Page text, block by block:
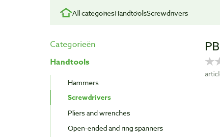
All categoriesHandtoolsScrewdrivers
Categorieën
Handtools
Hammers
Screwdrivers
Pliers and wrenches
Open-ended and ring spanners